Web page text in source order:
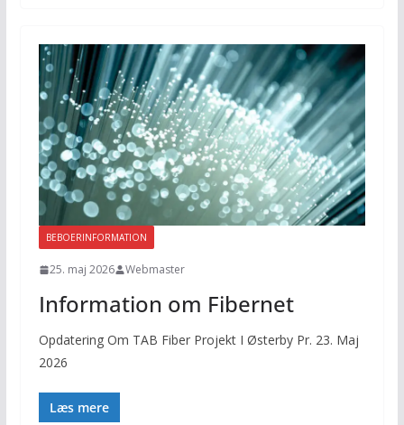
BEBOERINFORMATION
25. maj 2026 Webmaster
Information om Fibernet
Opdatering Om TAB Fiber Projekt I Østerby Pr. 23. Maj
2026
Læs mere